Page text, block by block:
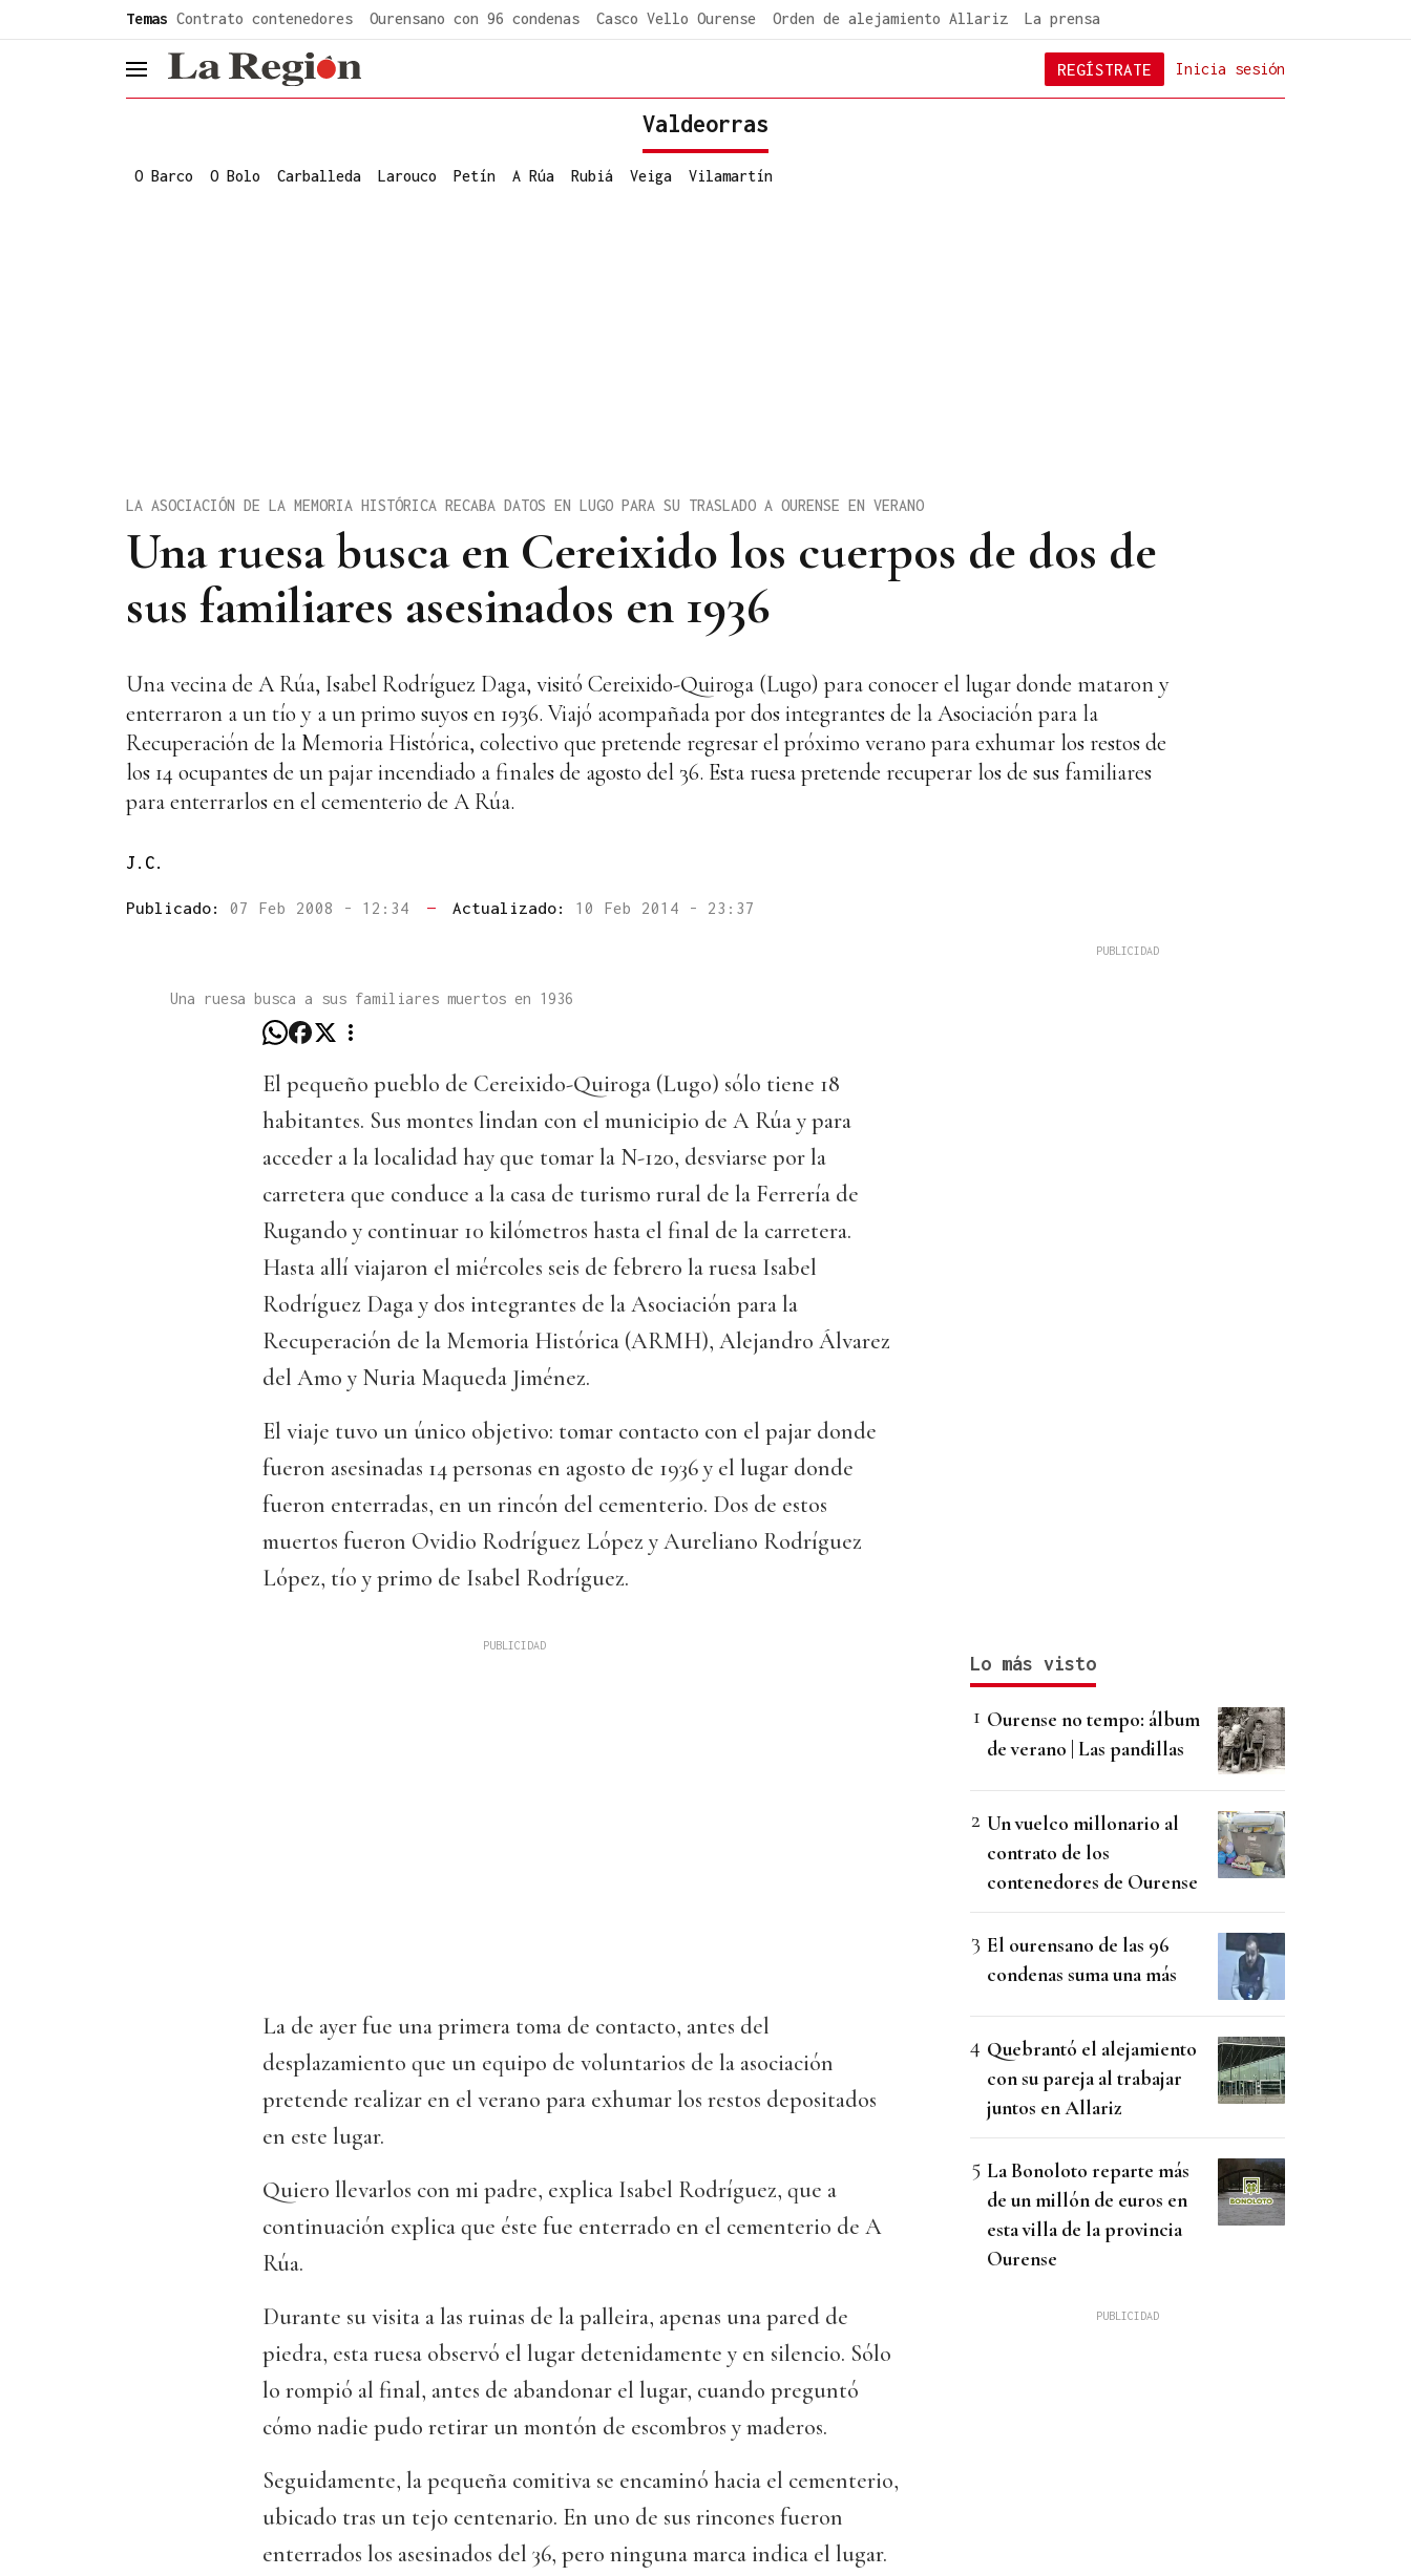
Temas Contrato contenedores Ourensano con 96 condenas Casco Vello Ourense Orden de alejamiento Allariz La prensa
header.menu.open Inicia sesión
REGÍSTRATE
Valdeorras
O Barco O Bolo Carballeda Larouco Petín A Rúa Rubiá Veiga Vilamartín
Una ruesa busca en Cereixido los cuerpos de dos de
sus familiares asesinados en 1936
LA ASOCIACIÓN DE LA MEMORIA HISTÓRICA RECABA DATOS EN LUGO PARA SU TRASLADO A OURENSE EN VERANO
Una vecina de A Rúa, Isabel Rodríguez Daga, visitó Cereixido-Quiroga (Lugo) para conocer el lugar donde mataron y
enterraron a un tío y a un primo suyos en 1936. Viajó acompañada por dos integrantes de la Asociación para la
Recuperación de la Memoria Histórica, colectivo que pretende regresar el próximo verano para exhumar los restos de
los 14 ocupantes de un pajar incendiado a finales de agosto del 36. Esta ruesa pretende recuperar los de sus familiares
para enterrarlos en el cementerio de A Rúa.
J.C.
Publicado: 07 Feb 2008 - 12:34 — Actualizado: 10 Feb 2014 - 23:37
Una ruesa busca a sus familiares muertos en 1936
El pequeño pueblo de Cereixido-Quiroga (Lugo) sólo tiene 18
habitantes. Sus montes lindan con el municipio de A Rúa y para
acceder a la localidad hay que tomar la N-120, desviarse por la
carretera que conduce a la casa de turismo rural de la Ferrería de
Rugando y continuar 10 kilómetros hasta el final de la carretera.
Hasta allí viajaron el miércoles seis de febrero la ruesa Isabel
Rodríguez Daga y dos integrantes de la Asociación para la
Recuperación de la Memoria Histórica (ARMH), Alejandro Álvarez
del Amo y Nuria Maqueda Jiménez.
El viaje tuvo un único objetivo: tomar contacto con el pajar donde
fueron asesinadas 14 personas en agosto de 1936 y el lugar donde
fueron enterradas, en un rincón del cementerio. Dos de estos
muertos fueron Ovidio Rodríguez López y Aureliano Rodríguez
López, tío y primo de Isabel Rodríguez.
La de ayer fue una primera toma de contacto, antes del
desplazamiento que un equipo de voluntarios de la asociación
pretende realizar en el verano para exhumar los restos depositados
en este lugar.
Quiero llevarlos con mi padre, explica Isabel Rodríguez, que a
continuación explica que éste fue enterrado en el cementerio de A
Rúa.
Durante su visita a las ruinas de la palleira, apenas una pared de
piedra, esta ruesa observó el lugar detenidamente y en silencio. Sólo
lo rompió al final, antes de abandonar el lugar, cuando preguntó
cómo nadie pudo retirar un montón de escombros y maderos.
Seguidamente, la pequeña comitiva se encaminó hacia el cementerio,
ubicado tras un tejo centenario. En uno de sus rincones fueron
enterrados los asesinados del 36, pero ninguna marca indica el lugar.
Lo más visto
Ourense no tempo: álbum
de verano | Las pandillas
Un vuelco millonario al
contrato de los
contenedores de Ourense
El ourensano de las 96
condenas suma una más
Quebrantó el alejamiento
con su pareja al trabajar
juntos en Allariz
La Bonoloto reparte más
de un millón de euros en
esta villa de la provincia
Ourense